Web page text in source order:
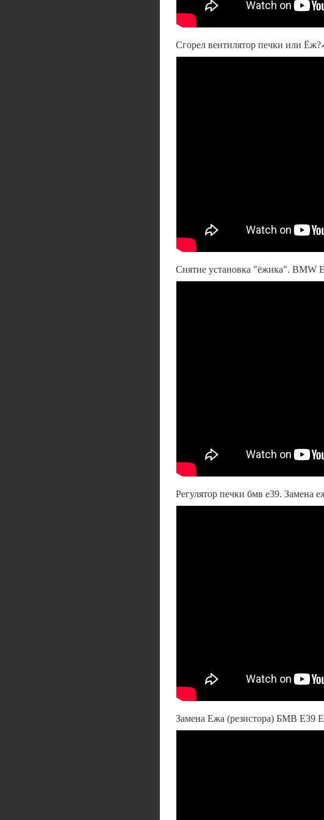
Сгорел вентилятор печки или
Снятие установка "ёжика". BMW
Регулятор печки бмв е39. Замена
Замена Ежа (резистора) БМВ Е39